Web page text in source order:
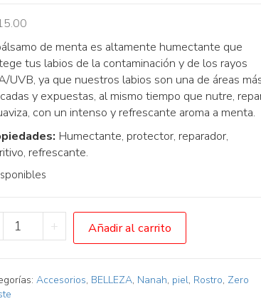
de menta es altamente humectante que
tus labios de la contaminación y de los rayos
UVB, ya que nuestros labios son una de áreas
y expuestas, al mismo tiempo que nutre,
con un intenso y refrescante aroma a menta.
Humectante, protector, reparador,
refrescante.
Bálsamo
Labial
+ Añadir al carrito
Accesorios, BELLEZA, Nanah, piel, Rostro, Zero